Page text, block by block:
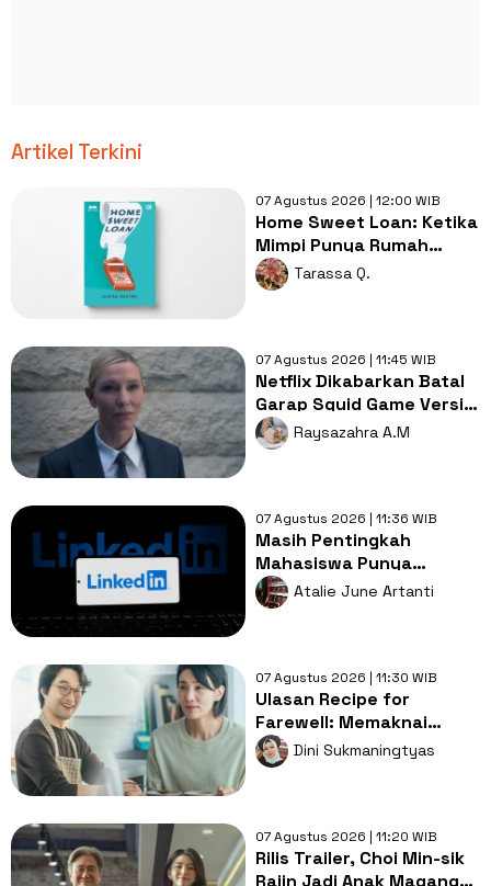
Artikel Terkini
07 Agustus 2026 | 12:00 WIB
Home Sweet Loan: Ketika
Mimpi Punya Rumah
Berhadapan dengan
Realita Hidup
Tarassa Q.
07 Agustus 2026 | 11:45 WIB
Netflix Dikabarkan Batal
Garap Squid Game Versi
Amerika, Apa Alasannya?
Raysazahra A.M
07 Agustus 2026 | 11:36 WIB
Masih Pentingkah
Mahasiswa Punya
LinkedIn di Era AI?
Atalie June Artanti
07 Agustus 2026 | 11:30 WIB
Ulasan Recipe for
Farewell: Memaknai
Perpisahan Lewat
Sepiring Masakan
Dini Sukmaningtyas
07 Agustus 2026 | 11:20 WIB
Rilis Trailer, Choi Min-sik
Rajin Jadi Anak Magang